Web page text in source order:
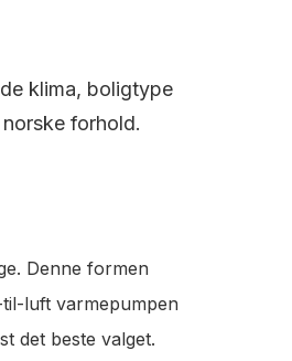
klima, boligtype
forhold.
Denne formen
luft varmepumpen
det beste valget.